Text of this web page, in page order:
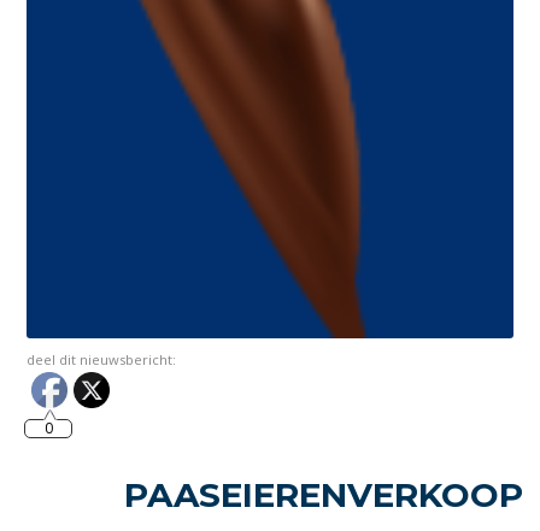
deel dit nieuwsbericht:
0
PAASEIERENVERKOOP